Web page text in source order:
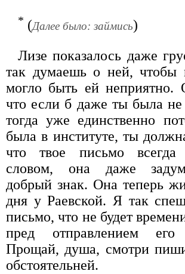
* (Далее было: займись)
Лизе показалось даже
так думаешь о ней, чтобы
могло быть ей неприятно.
что если б даже ты была не
тогда уже единственно
была в институте, ты
что твое письмо
словом, она даже
добрый знак. Она теперь
дня у Раевской. Я так
письмо, что не будет
пред отправлением
Прощай, душа, смотри
обстоятельней.